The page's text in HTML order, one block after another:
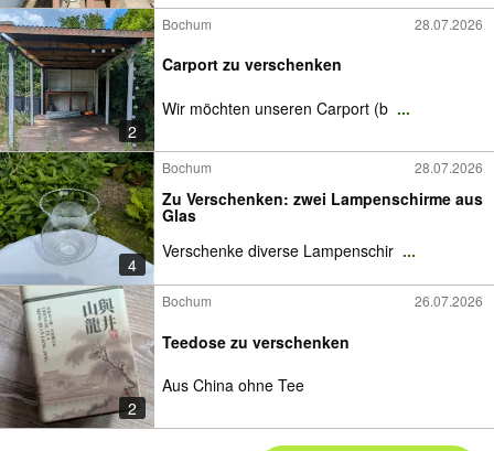
2
Bochum 28.07.2026
Carport zu verschenken
Wir möchten unseren Carport (b ...
4
Bochum 28.07.2026
Zu Verschenken: zwei Lampenschirme aus
Glas
Verschenke diverse Lampenschir ...
2
Bochum 26.07.2026
Teedose zu verschenken
Aus China ohne Tee